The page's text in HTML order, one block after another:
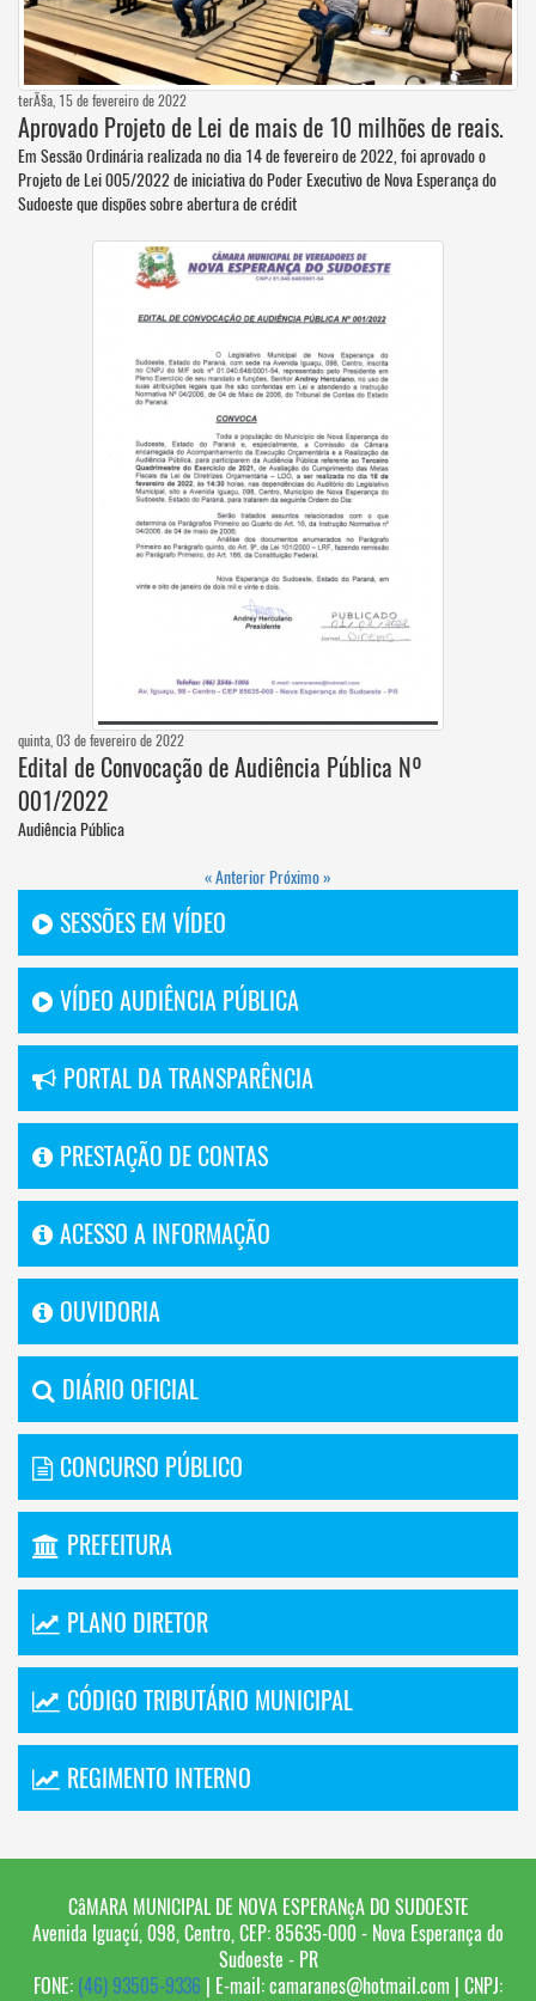
terÃ§a, 15 de fevereiro de 2022
Aprovado Projeto de Lei de mais de 10 milhões de reais.
Em Sessão Ordinária realizada no dia 14 de fevereiro de 2022, foi aprovado o
Projeto de Lei 005/2022 de iniciativa do Poder Executivo de Nova Esperança do
Sudoeste que dispões sobre abertura de crédit
quinta, 03 de fevereiro de 2022
Edital de Convocação de Audiência Pública Nº
001/2022
Audiência Pública
« Anterior Próximo »
SESSÕES EM VÍDEO
VÍDEO AUDIÊNCIA PÚBLICA
PORTAL DA TRANSPARÊNCIA
PRESTAÇÃO DE CONTAS
ACESSO A INFORMAÇÃO
OUVIDORIA
DIÁRIO OFICIAL
CONCURSO PÚBLICO
PREFEITURA
PLANO DIRETOR
CÓDIGO TRIBUTÁRIO MUNICIPAL
REGIMENTO INTERNO
CâMARA MUNICIPAL DE NOVA ESPERANçA DO SUDOESTE
Avenida Iguaçú, 098, Centro, CEP: 85635-000 - Nova Esperança do
Sudoeste - PR
FONE: (46) 93505-9336 | E-mail: camaranes@hotmail.com | CNPJ: